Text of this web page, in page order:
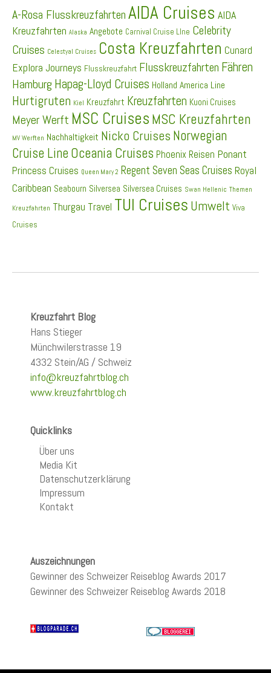
A-Rosa Flusskreuzfahrten AIDA Cruises AIDA
Kreuzfahrten Alaska Angebote Carnival Cruise LIne Celebrity
Cruises Celestyal Cruises Costa Kreuzfahrten Cunard
Explora Journeys Flusskreuzfahrt Flusskreuzfahrten Fähren
Hamburg Hapag-Lloyd Cruises Holland America Line
Hurtigruten Kiel Kreuzfahrt Kreuzfahrten Kuoni Cruises
Meyer Werft MSC Cruises MSC Kreuzfahrten
MV Werften Nachhaltigkeit Nicko Cruises Norwegian
Cruise Line Oceania Cruises Phoenix Reisen Ponant
Princess Cruises Queen Mary 2 Regent Seven Seas Cruises Royal
Caribbean Seabourn Silversea Silversea Cruises Swan Hellenic Themen
Kreuzfahrten Thurgau Travel TUI Cruises Umwelt Viva
Cruises
Kreuzfahrt Blog
Hans Stieger
Münchwilerstrasse 19
4332 Stein/AG / Schweiz
info@kreuzfahrtblog.ch
www.kreuzfahrtblog.ch
Quicklinks
Über uns
Media Kit
Datenschutzerklärung
Impressum
Kontakt
Auszeichnungen
Gewinner des Schweizer Reiseblog Awards 2017
Gewinner des Schweizer Reiseblog Awards 2018